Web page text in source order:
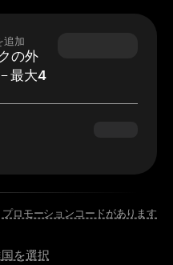
追加
の外
最大4
プロモーションコードがあります
国を選択